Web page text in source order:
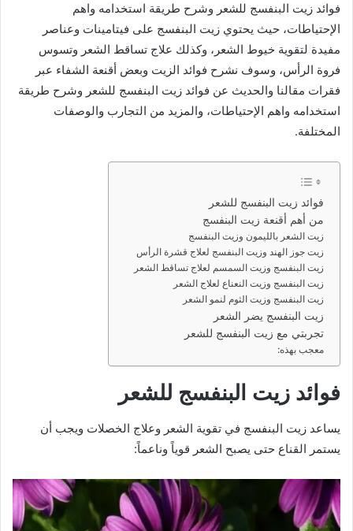
فوائد زيت البنفسج للشعر وشرح طريقة استخدامه واهم
الإحتياطات، حيث يحتوي زيت البنفسج على فيتامينات وعناصر
مفيدة لتقوية خيوط الشعر، وكذلك علاج تساقط الشعر وتسوس
فروة الرأس، وسوف نشرح فوائد الزيت وبعض أقنعة الشفاء عبر
فقرات مقالنا والحديث عن فوائد زيت البنفسج للشعر وشرح طريقة
استخدامه واهم الإحتياطات، والمزيد من التجارب والوصفات
المختلفة.
فوائد زيت البنفسج للشعر
من أهم أقنعة زيت البنفسج
زيت الشعر بالليمون وزيت البنفسج
زيت جوز الهند وزيت البنفسج لعلاج قشرة الرأس
زيت البنفسج وزيت السمسم لعلاج تساقط الشعر
زيت البنفسج وزيت النعناع لعلاج الشعر
زيت البنفسج وزيت الثوم لنمو الشعر
زيت البنفسج يضر الشعر
تجربتي مع زيت البنفسج للشعر
معجب بهذه:
فوائد زيت البنفسج للشعر
يساعد زيت البنفسج في تقوية الشعر وعلاج الخصلات ويجب أن
يستمر القناع حتى يصبح الشعر قوياً وناعماً: